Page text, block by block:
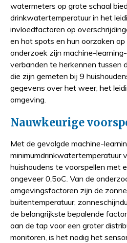
watermeters op grote schaal
drinkwatertemperatuur in het
invloedfactoren op
en hot spots en hun oorzaken
onderzoek zijn machine-
verbanden te herkennen tussen
die zijn gemeten bij 9
gegevens over het weer, het
omgeving.
Nauwkeurige
Met de gevolgde machine-
minimumdrinkwatertemperatuur
huishoudens te voorspellen met
ongeveer 0,5oC. Van de
omgevingsfactoren zijn de
buitentemperatuur,
de belangrijkste bepalende
aan de tap voor een groter
monitoren, is het nodig het